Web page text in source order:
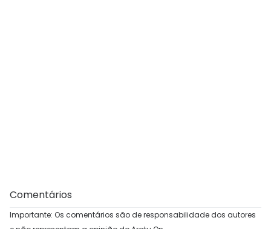
Comentários
Importante: Os comentários são de responsabilidade dos autores